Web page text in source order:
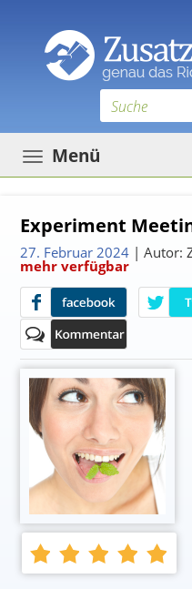
Toggle
navigation
Menü
Experiment
27. Februar 2024 | Autor:
mehr verfügbar